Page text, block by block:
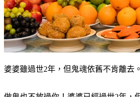
婆婆雖過世2年，但鬼魂依舊不肯離去